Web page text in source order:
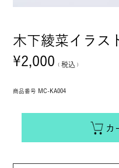
木下綾菜イラス
¥2,000 税込
商品番号 MC-KA004
カ